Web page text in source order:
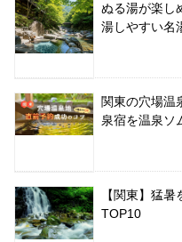
ぬる湯が楽し
湯しやすい名
関東の穴場温
泉宿を温泉ソ
【関東】猛
TOP10